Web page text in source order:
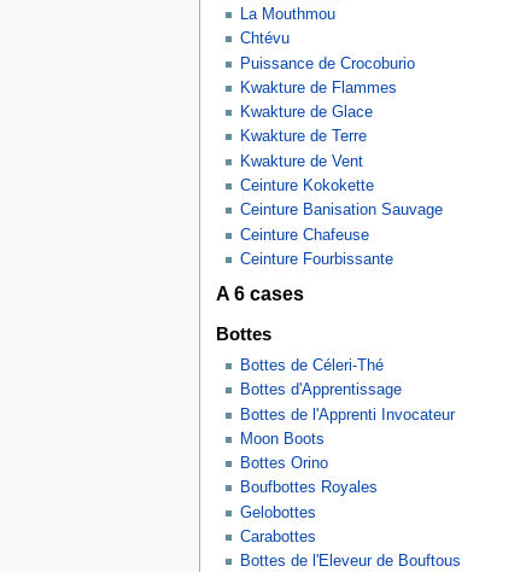
La Mouthmou
Chtévu
Puissance de Crocoburio
Kwakture de Flammes
Kwakture de Glace
Kwakture de Terre
Kwakture de Vent
Ceinture Kokokette
Ceinture Banisation Sauvage
Ceinture Chafeuse
Ceinture Fourbissante
A 6 cases
Bottes
Bottes de Céleri-Thé
Bottes d'Apprentissage
Bottes de l'Apprenti Invocateur
Moon Boots
Bottes Orino
Boufbottes Royales
Gelobottes
Carabottes
Bottes de l'Eleveur de Bouftous